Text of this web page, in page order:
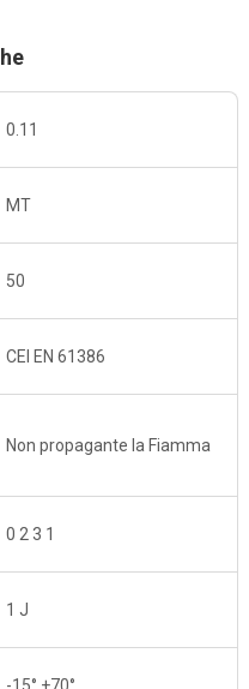
0.11
MT
50
CEI EN 61386
Non propagante la Fiamma
0 2 3 1
1 J